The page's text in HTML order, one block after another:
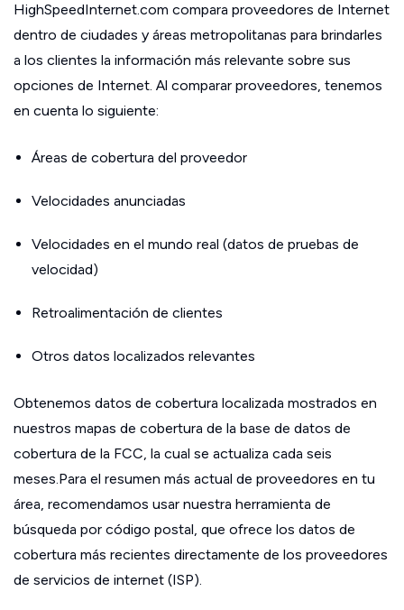
HighSpeedInternet.com compara proveedores de Internet
dentro de ciudades y áreas metropolitanas para brindarles
a los clientes la información más relevante sobre sus
opciones de Internet. Al comparar proveedores, tenemos
en cuenta lo siguiente:
Áreas de cobertura del proveedor
Velocidades anunciadas
Velocidades en el mundo real (datos de pruebas de
velocidad)
Retroalimentación de clientes
Otros datos localizados relevantes
Obtenemos datos de cobertura localizada mostrados en
nuestros mapas de cobertura de la base de datos de
cobertura de la FCC, la cual se actualiza cada seis
meses.Para el resumen más actual de proveedores en tu
área, recomendamos usar nuestra herramienta de
búsqueda por código postal, que ofrece los datos de
cobertura más recientes directamente de los proveedores
de servicios de internet (ISP).